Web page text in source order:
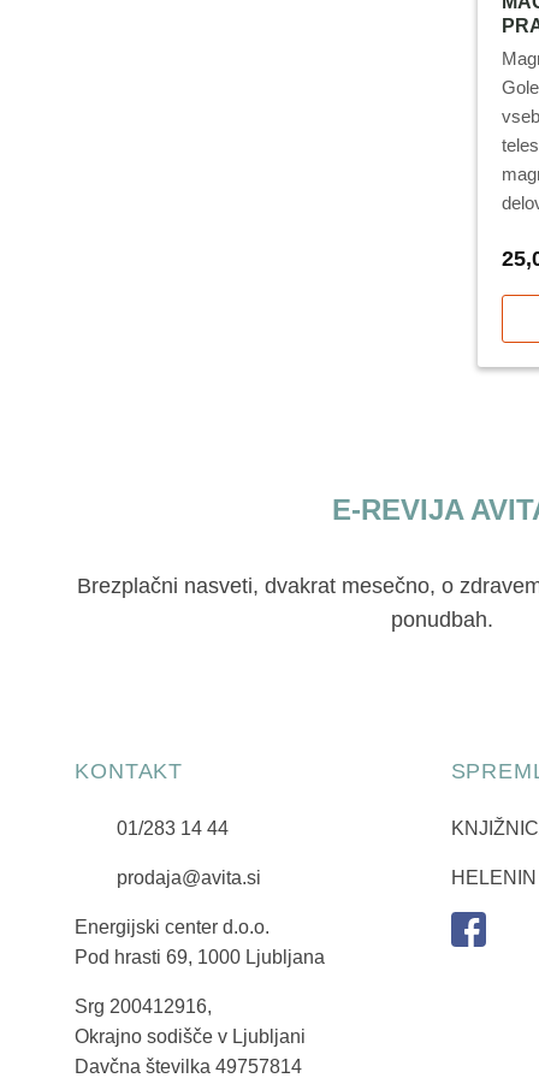
E-REVIJA
Brezplačni nasveti, dvakrat mesečno, o
ponudbah.
KONTAKT
01/283 14 44
prodaja@avita.si
Energijski center d.o.o.
Pod hrasti 69, 1000 Ljubljana
Srg 200412916,
Okrajno sodišče v Ljubljani
Davčna številka 49757814